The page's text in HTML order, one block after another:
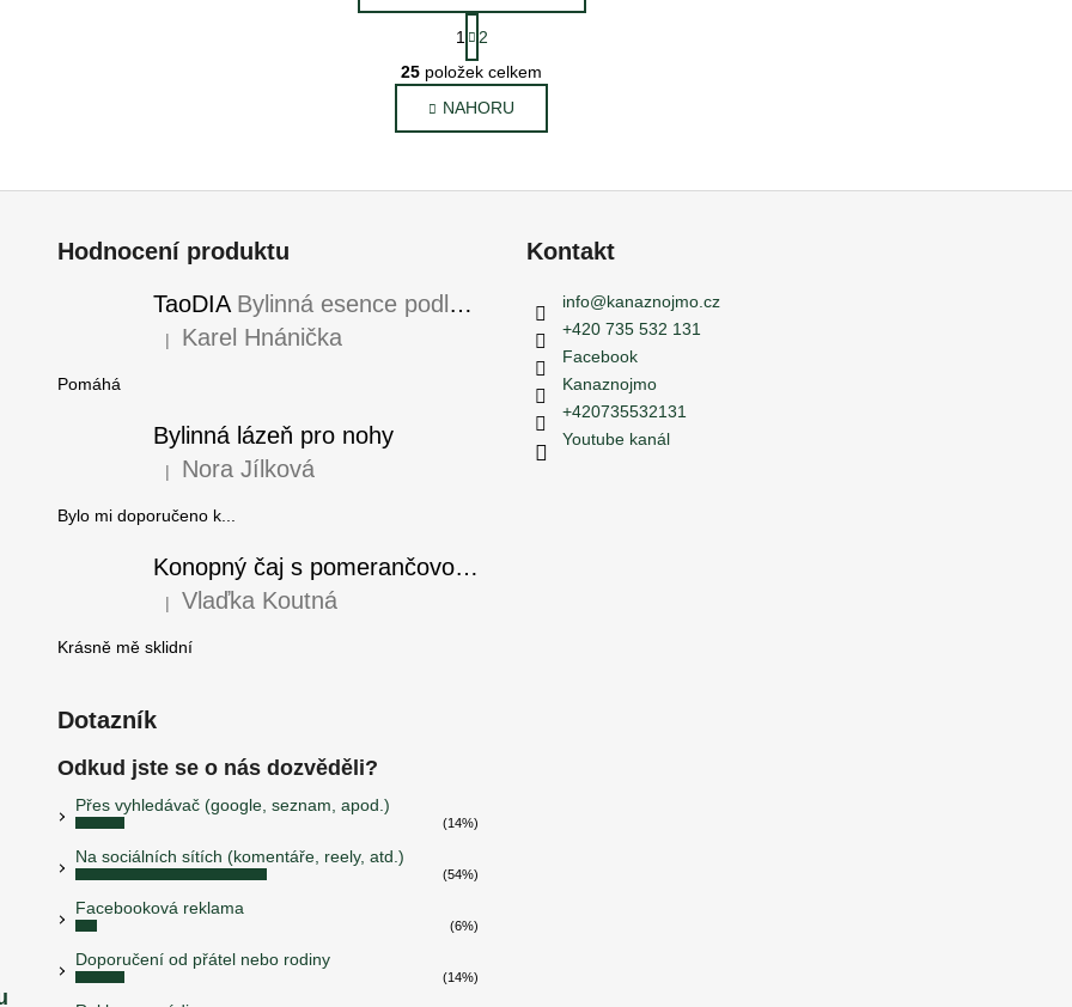
O
v
l
á
a
S
t
r
á
n
k
1
2
25 položek celkem
NAHORU
Hodnocení produktu
TaoDIA Bylinná esence podle TČM
Hodnocení produktu je 5 z 5 hvězdiček.
| Karel Hnánička
Pomáhá
Bylinná lázeň pro nohy
Hodnocení produktu je 5 z 5 hvězdiček.
| Nora Jílková
Bylo mi doporučeno k...
Konopný čaj s pomerančovou kúrou
Hodnocení produktu je 5 z 5 hvězdiček.
| Vlaďka Koutná
Krásně mě sklidní
Kontakt
info@kanaznojmo.cz
+420 735 532 131
Facebook
Kanaznojmo
+420735532131
Youtube kanál
Dotazník
Odkud jste se o nás dozvěděli?
Přes vyhledávač (google, seznam, apod.)
(14%)
Na sociálních sítích (komentáře, reely, atd.)
(54%)
Facebooková reklama
(6%)
Doporučení od přátel nebo rodiny
(14%)